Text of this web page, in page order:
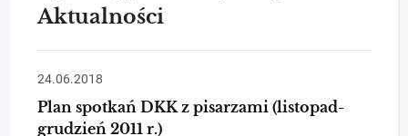
Aktualności
24.06.2018
Plan spotkań DKK z pisarzami (listopad-
grudzień 2011 r.)